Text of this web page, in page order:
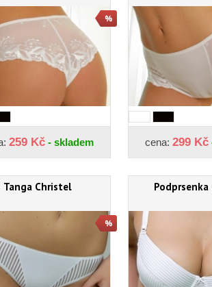
259 Kč - skladem cena: 299 Kč
Tanga Christel